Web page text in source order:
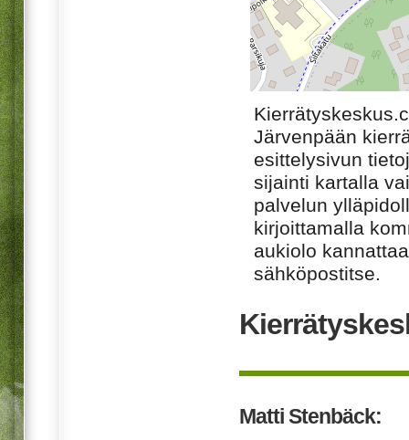
Järvenpään
esittelysivun
sijainti kartalla
palvelun
kirjoittamalla
aukiolo
sähköpostitse.
Matti Stenbäck: